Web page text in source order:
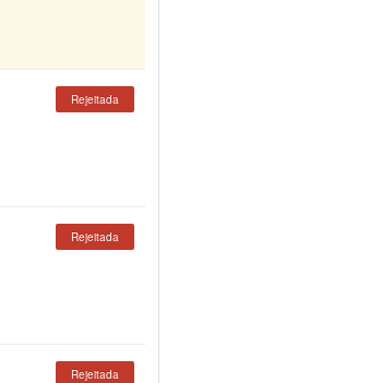
Rejeitada
Rejeitada
Rejeitada